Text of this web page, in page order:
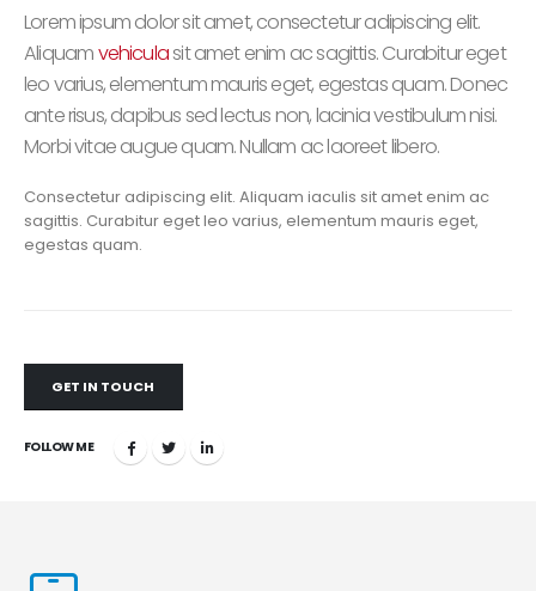
Lorem ipsum dolor sit amet, consectetur adipiscing elit.
Aliquamvehiculasit amet enim ac sagittis. Curabitur eget
leo varius, elementum mauris eget, egestas quam. Donec
ante risus, dapibus sed lectus non, lacinia vestibulum nisi.
Morbi vitae augue quam. Nullam ac laoreet libero.
Consectetur adipiscing elit. Aliquam iaculis sit amet enim ac
sagittis. Curabitur eget leo varius, elementum mauris eget,
egestas quam.
GET IN TOUCH
FOLLOW ME